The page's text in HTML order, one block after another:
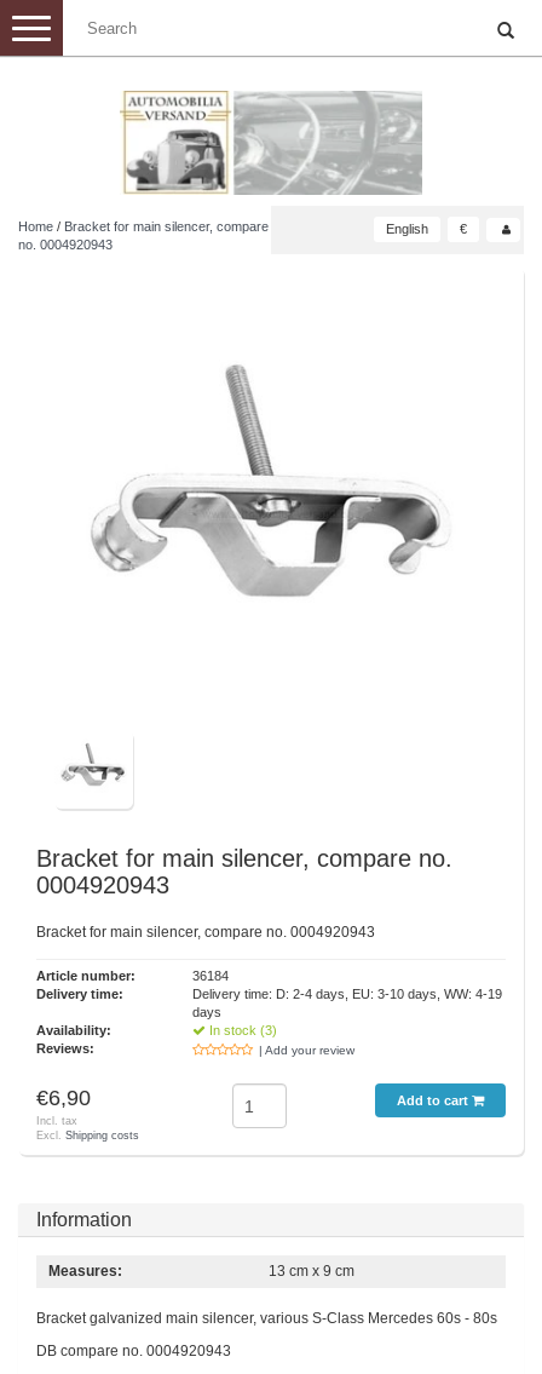
Toggle
navigation
Home / Bracket for main silencer, compare
no. 0004920943
English €
Bracket for main silencer, compare no.
0004920943
Bracket for main silencer, compare no. 0004920943
Article number:
36184
Delivery time:
Delivery time: D: 2-4 days, EU: 3-10 days, WW: 4-19
days
Availability:
In stock (3)
Reviews:
| Add your review
€6,90
Incl. tax
Excl. Shipping costs
Add to cart
Information
Measures: 13 cm x 9 cm
Bracket galvanized main silencer, various S-Class Mercedes 60s - 80s
DB compare no. 0004920943